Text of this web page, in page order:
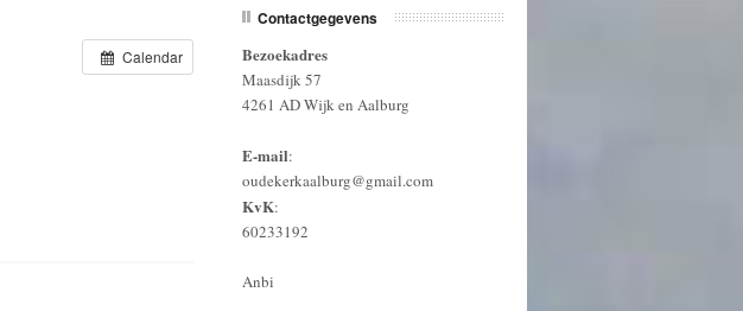
Calendar
Contactgegevens
Bezoekadres
Maasdijk 57
4261 AD Wijk en Aalburg
E-mail:
oudekerkaalburg@gmail.com
KvK:
60233192
Anbi